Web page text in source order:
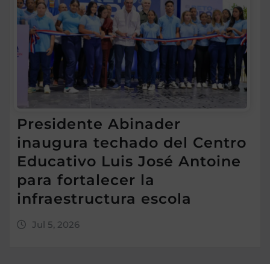
Presidente Abinader
inaugura techado del Centro
Educativo Luis José Antoine
para fortalecer la
infraestructura escola
Jul 5, 2026